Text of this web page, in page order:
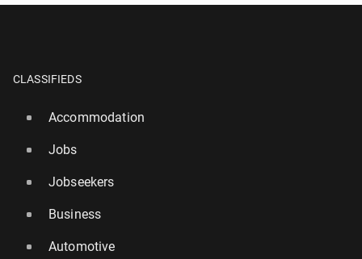
CLASSIFIEDS
Accommodation
Jobs
Jobseekers
Business
Automotive